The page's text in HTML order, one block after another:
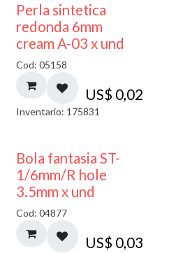
Perla sintetica
redonda 6mm
cream A-03 x und
Cod: 05158
US$ 0,02
Inventario: 175831
Bola fantasia ST-
1/6mm/R hole
3.5mm x und
Cod: 04877
US$ 0,03